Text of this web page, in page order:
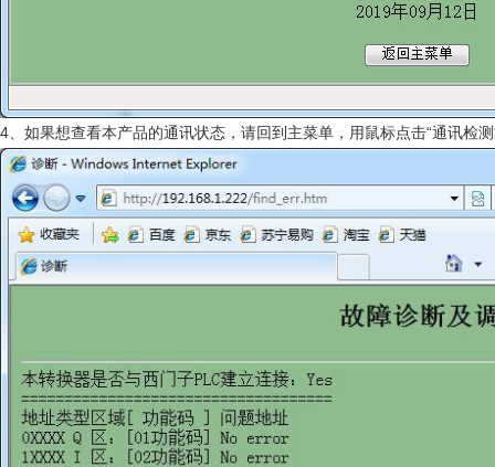
4、如果想查看本产品的通讯状态，请回到主菜单，用鼠标点击“通讯检